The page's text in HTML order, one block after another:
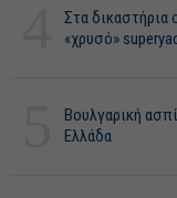
Στα δικαστήρια
«χρυσό»
Βουλγαρική
Ελλάδα